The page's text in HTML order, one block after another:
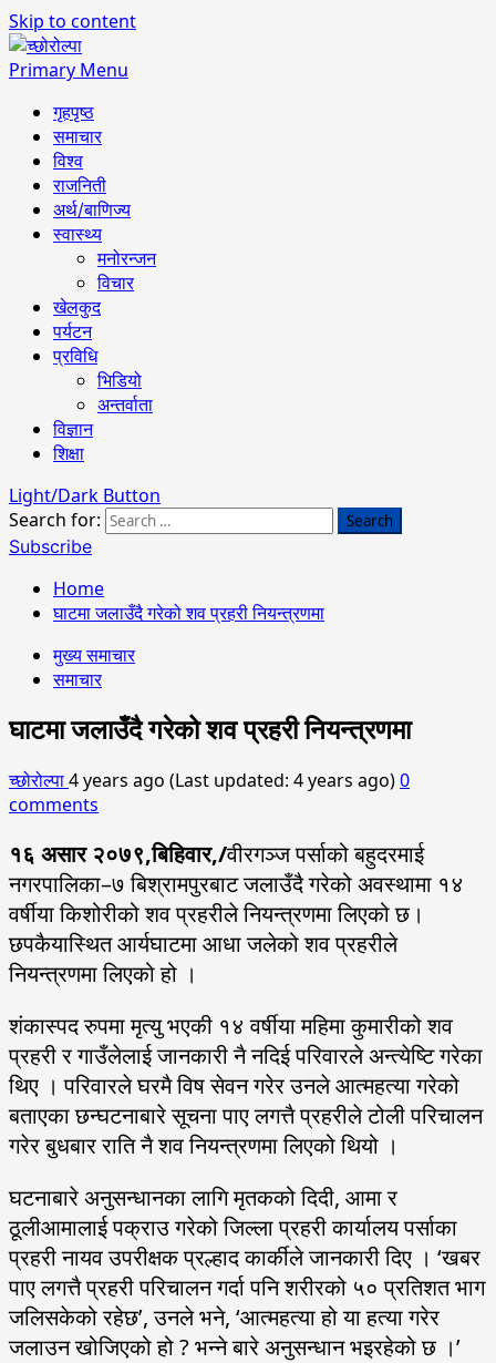
Skip to content
Primary Menu
गृहपृष्ठ
समाचार
विश्व
राजनिती
अर्थ/बाणिज्य
स्वास्थ्य
मनोरन्जन
विचार
खेलकुद
पर्यटन
प्रविधि
भिडियो
अन्तर्वाता
विज्ञान
शिक्षा
Light/Dark Button
Search for:
Subscribe
Home
घाटमा जलाउँदै गरेको शव प्रहरी नियन्त्रणमा
मुख्य समाचार
समाचार
घाटमा जलाउँदै गरेको शव प्रहरी नियन्त्रणमा
च्छोरोल्पा4 years ago (Last updated: 4 years ago)0
comments
१६ असार २०७९,बिहिवार,/वीरगञ्ज पर्साको बहुदरमाई
नगरपालिका–७ बिश्रामपुरबाट जलाउँदै गरेको अवस्थामा १४
वर्षीया किशोरीको शव प्रहरीले नियन्त्रणमा लिएको छ।
छपकैयास्थित आर्यघाटमा आधा जलेको शव प्रहरीले
नियन्त्रणमा लिएको हो ।
शंकास्पद रुपमा मृत्यु भएकी १४ वर्षीया महिमा कुमारीको शव
प्रहरी र गाउँलेलाई जानकारी नै नदिई परिवारले अन्त्येष्टि गरेका
थिए । परिवारले घरमै विष सेवन गरेर उनले आत्महत्या गरेको
बताएका छन्घटनाबारे सूचना पाए लगत्तै प्रहरीले टोली परिचालन
गरेर बुधबार राति नै शव नियन्त्रणमा लिएको थियो ।
घटनाबारे अनुसन्धानका लागि मृतकको दिदी, आमा र
ठूलीआमालाई पक्राउ गरेको जिल्ला प्रहरी कार्यालय पर्साका
प्रहरी नायव उपरीक्षक प्रल्हाद कार्कीले जानकारी दिए । ‘खबर
पाए लगत्तै प्रहरी परिचालन गर्दा पनि शरीरको ५० प्रतिशत भाग
जलिसकेको रहेछ’, उनले भने, ‘आत्महत्या हो या हत्या गरेर
जलाउन खोजिएको हो ? भन्ने बारे अनुसन्धान भइरहेको छ ।’